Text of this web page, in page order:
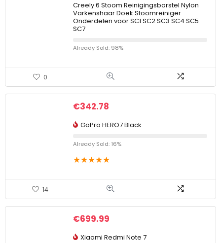
Creely 6 Stoom Reinigingsborstel Nylon
Varkenshaar Doek Stoomreiniger
Onderdelen voor SC1 SC2 SC3 SC4 SC5
SC7
Already Sold: 98%
0
€342.78
GoPro HERO7 Black
Already Sold: 16%
★★★★★
14
€699.99
Xiaomi Redmi Note 7